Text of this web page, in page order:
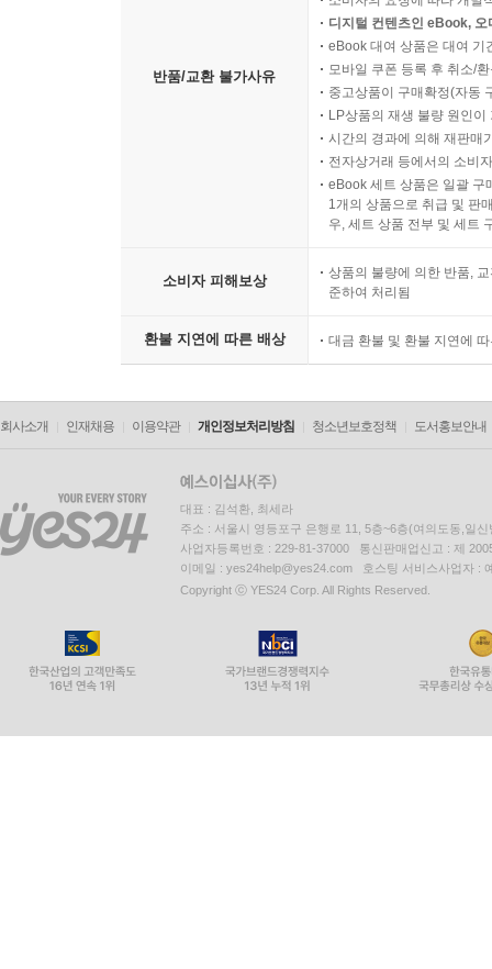
반품/교환 불가사유
디지털 컨텐츠인 eBook,
eBook 대여 상품은 대여 기
모바일 쿠폰 등록 후 취소/
중고상품이 구매확정(자동
LP상품의 재생 불량 원인
시간의 경과에 의해 재판매
전자상거래 등에서의 소비
eBook 세트 상품은 일괄 구
1개의 상품으로 취급 및 판
우, 세트 상품 전부 및 세트
소비자 피해보상
상품의 불량에 의한 반품,
준하여 처리됨
환불 지연에 따른 배상 대금 환불 및 환불 지연에
회사소개 인재채용 이용약관 개인정보처리방침 청소년보호정책 도서홍보안내
대표 : 김석환, 최세라
주소 : 서울시 영등포구 은행로 11, 5층~6층(여의도동,일신
사업자등록번호 : 229-81-37000 통신판매업신고 : 제
이메일 : yes24help@yes24.com 호스팅 서비스사업자 :
Copyright ⓒ YES24 Corp. All Rights Reserved.